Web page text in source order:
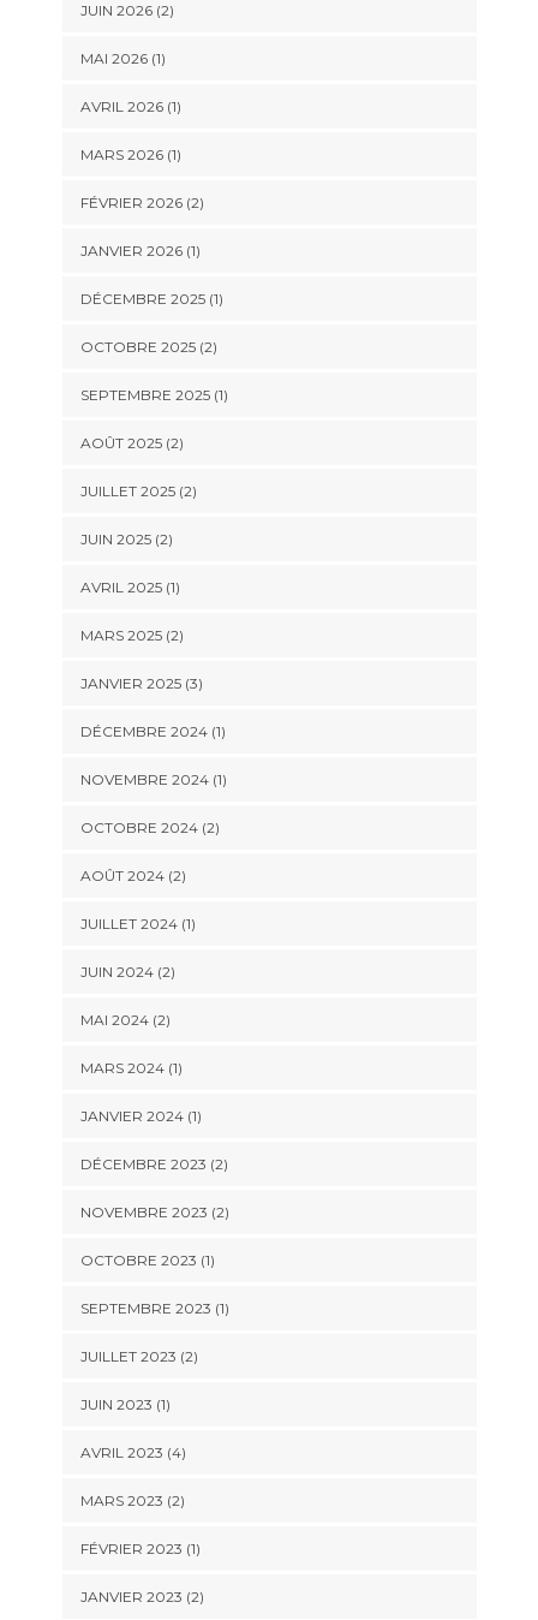
JUIN 2026(2)
MAI 2026(1)
AVRIL 2026(1)
MARS 2026(1)
FÉVRIER 2026(2)
JANVIER 2026(1)
DÉCEMBRE 2025(1)
OCTOBRE 2025(2)
SEPTEMBRE 2025(1)
AOÛT 2025(2)
JUILLET 2025(2)
JUIN 2025(2)
AVRIL 2025(1)
MARS 2025(2)
JANVIER 2025(3)
DÉCEMBRE 2024(1)
NOVEMBRE 2024(1)
OCTOBRE 2024(2)
AOÛT 2024(2)
JUILLET 2024(1)
JUIN 2024(2)
MAI 2024(2)
MARS 2024(1)
JANVIER 2024(1)
DÉCEMBRE 2023 (2)
NOVEMBRE 2023 (2)
OCTOBRE 2023 (1)
SEPTEMBRE 2023 (1)
JUILLET 2023 (2)
JUIN 2023 (1)
AVRIL 2023 (4)
MARS 2023 (2)
FÉVRIER 2023 (1)
JANVIER 2023 (2)